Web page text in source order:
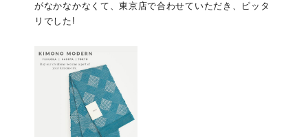
がなかなかなくて、東京店で合わせていただき、ピッタ
リでした!